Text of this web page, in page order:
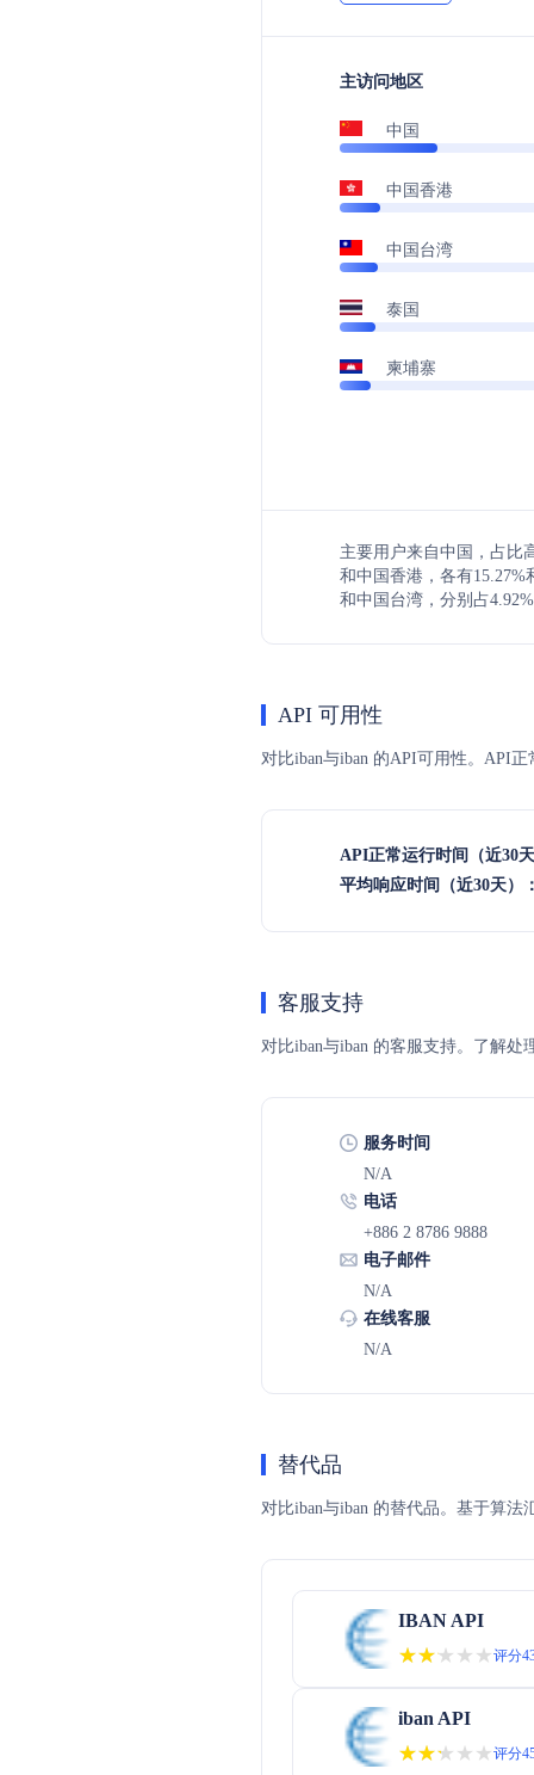
主访问地区
中国
中国香港
中国台湾
泰国
柬埔寨
主要用户来自中国，占比
和中国香港，各有15.27%
和中国台湾，分别占
API 可用性
对比iban与iban 的API可用性。API
API正常运行时间（近30
平均响应时间（近30天）
客服支持
对比iban与iban 的客服支持。了解
服务时间
N/A
电话
+886 2 8786 9888
电子邮件
N/A
在线客服
N/A
替代品
对比iban与iban 的替代品。基于算
IBAN API
★★★★★
★★★★★评分
iban API
★★★★★
★★★★★评分